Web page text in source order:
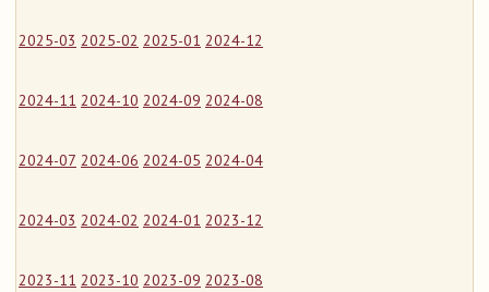
2025-03 2025-02 2025-01 2024-12
2024-11 2024-10 2024-09 2024-08
2024-07 2024-06 2024-05 2024-04
2024-03 2024-02 2024-01 2023-12
2023-11 2023-10 2023-09 2023-08